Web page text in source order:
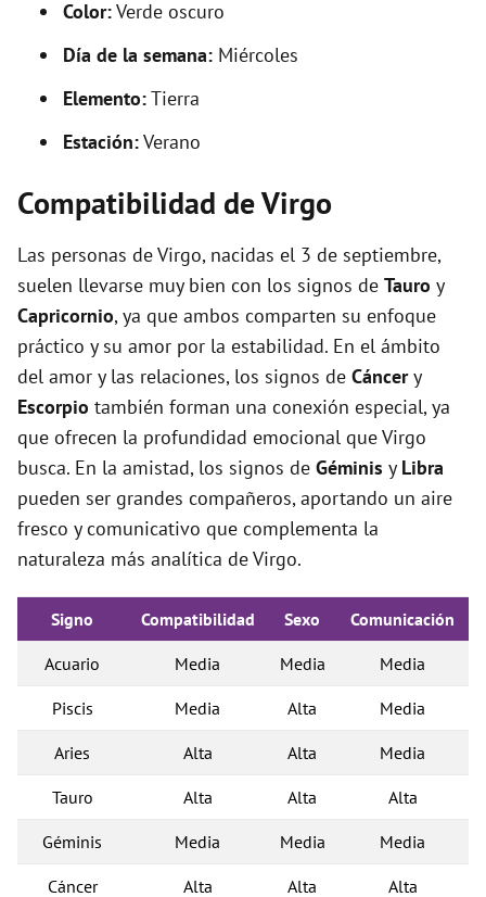
Color:Verde oscuro
Día de la semana: Miércoles
Elemento:Tierra
Estación:Verano
Compatibilidad de Virgo
Las personas de Virgo, nacidas el 3 de septiembre,
suelen llevarse muy bien con los signos de Tauro y
Capricornio, ya que ambos comparten su enfoque
práctico y su amor por la estabilidad. En el ámbito
del amor y las relaciones, los signos de Cáncery
Escorpio también forman una conexión especial, ya
que ofrecen la profundidad emocional que Virgo
busca. En la amistad, los signos de Géminis y Libra
pueden ser grandes compañeros, aportando un aire
fresco y comunicativo que complementa la
naturaleza más analítica de Virgo.
Signo Compatibilidad Sexo Comunicación
Acuario Media Media Media
Piscis Media Alta Media
Aries Alta Alta Media
Tauro Alta Alta Alta
Géminis Media Media Media
Cáncer Alta Alta Alta